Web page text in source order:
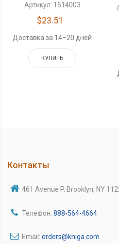
Артикул: 1514003
$23.51
Доставка за 14–20 дней
КУПИТЬ
Контакты
461 Avenue P, Brooklyn, NY
Телефон: 888-564-4664
Email: orders@kniga.com